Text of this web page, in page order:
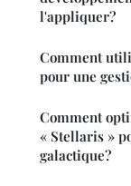
l'appliquer?
Comment
pour une
Comment
« Stellaris »
galactique?